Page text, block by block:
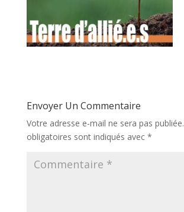
Envoyer Un Commentaire
Votre adresse e-mail ne sera pas publiée.
obligatoires sont indiqués avec *